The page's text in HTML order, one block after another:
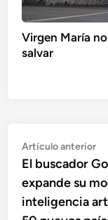
Virgen María
salvar
Navegación
de
entradas
Artículo anterior
El buscador
expande su
inteligencia